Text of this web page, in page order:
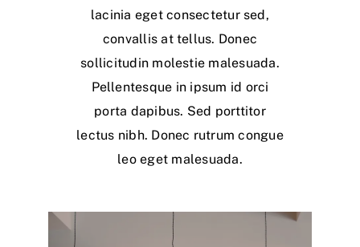
lacinia eget consectetur sed,
convallis at tellus. Donec
sollicitudin molestie malesuada.
Pellentesque in ipsum id orci
porta dapibus. Sed porttitor
lectus nibh. Donec rutrum congue
leo eget malesuada.